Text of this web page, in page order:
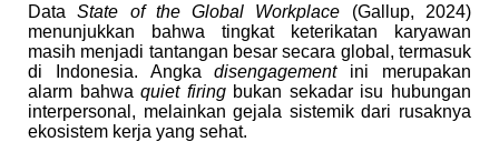
DataState of the Global Workplace (Gallup, 2024)
menunjukkan bahwa tingkat keterikatan karyawan
masih menjadi tantangan besar secara global, termasuk
di Indonesia. Angkadisengagementini merupakan
alarm bahwaquiet firingbukan sekadar isu hubungan
interpersonal, melainkan gejala sistemik dari rusaknya
ekosistem kerja yang sehat.